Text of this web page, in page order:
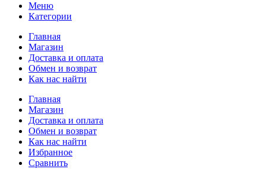
Меню
Категории
Главная
Магазин
Доставка и оплата
Обмен и возврат
Как нас найти
Главная
Магазин
Доставка и оплата
Обмен и возврат
Как нас найти
Избранное
Сравнить